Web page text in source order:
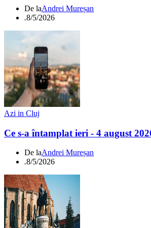
De laAndrei Mureșan
.8/5/2026
Azi in Cluj
Ce s-a întamplat ieri - 4 august
De laAndrei Mureșan
.8/5/2026